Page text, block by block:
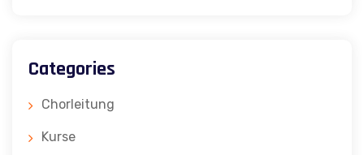
Categories
Chorleitung
Kurse